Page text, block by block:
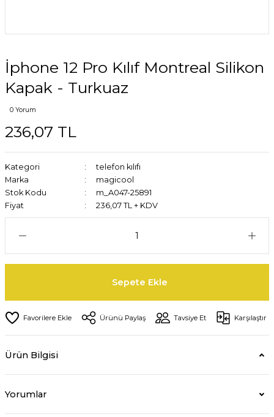
İphone 12 Pro Kılıf Montreal Silikon
Kapak - Turkuaz
0 Yorum
236,07 TL
Kategori
telefon kılıfı
Marka
magicool
Stok Kodu
m_A047-25891
Fiyat
236,07 TL + KDV
Sepete Ekle
Ürünü Paylaş Tavsiye Et Karşılaştır
Ürün Bilgisi
Yorumlar